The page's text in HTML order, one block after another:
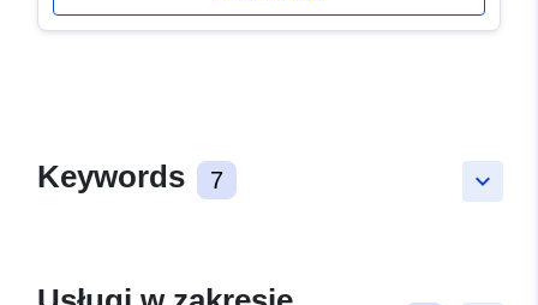
keyboard_arrow_down
Keywords 7